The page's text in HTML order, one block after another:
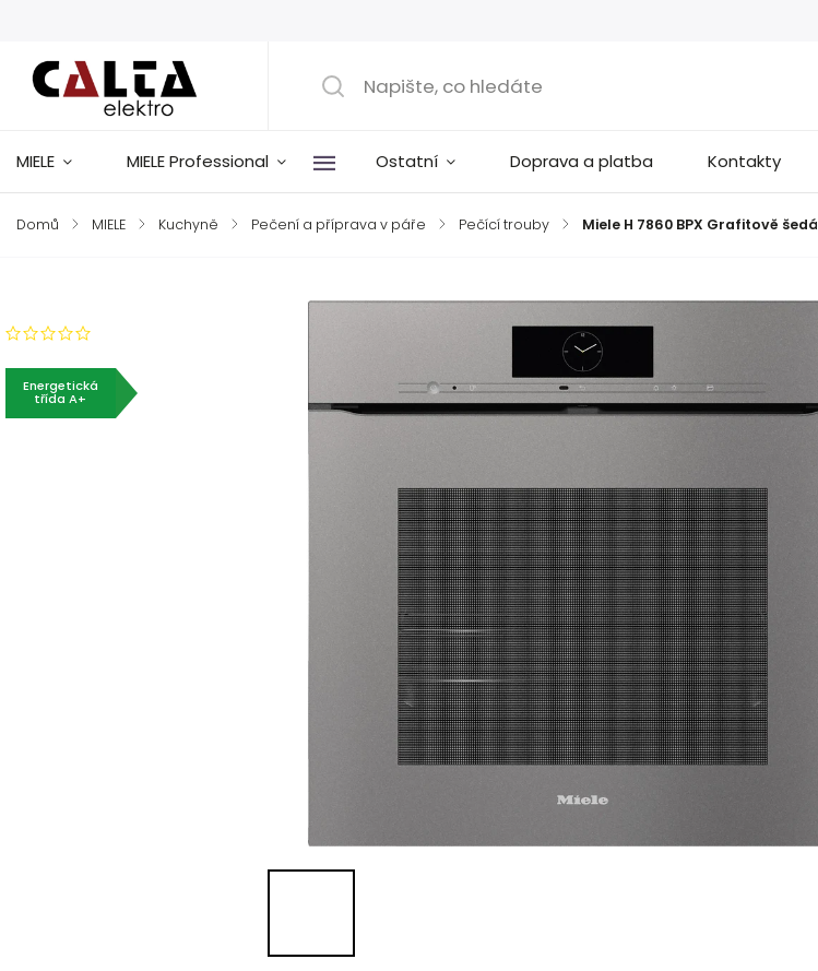
MIELE MIELE Professional Ostatní Doprava a platba Kontakty
Domů / MIELE / Kuchyně / Pečení a příprava v páře / Pečící trouby / Miele H 7860 BPX Grafitově šedá
Energetická
třída A+